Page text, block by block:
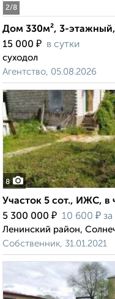
2/8
Дом 330м², 3-
15 000 ₽ в сутки
суходол
Агентство, 05.08.2026
8
Участок 5 сот., ИЖС, в
5 300 000 ₽ 10 600 ₽
Ленинский район,
Собственник, 31.01.2021